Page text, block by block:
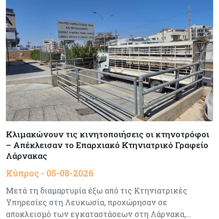
05-08-2026
Τεχνητή Νοημοσύνη: Η Alibaba λανσάρει το
Qwen3.8-Max με προηγμένες δυνατότητες
προγραμματισμού
Κύπρος 05-08-2026
Αυξημένος κατά 3,4% ο δείκτης κύκλου
εργασιών στη βιομηχανία το πεντάμηνο
Κύπρος 05-08-2026
640 περισσότεροι άνεργοι σε σχέση με πέρσι
Κόσμος
off, όπως το 1987
Κλιμακώνουν τις κινητοποιήσεις οι κτηνοτρόφοι
– Απέκλεισαν το Επαρχιακό Κτηνιατρικό Γραφείο
Λάρνακας
Κύπρος - 05-08-2026
Μετά τη διαμαρτυρία έξω από τις Κτηνιατρικές
Υπηρεσίες στη Λευκωσία, προχώρησαν σε
αποκλεισμό των εγκαταστάσεων στη Λάρνακα,…